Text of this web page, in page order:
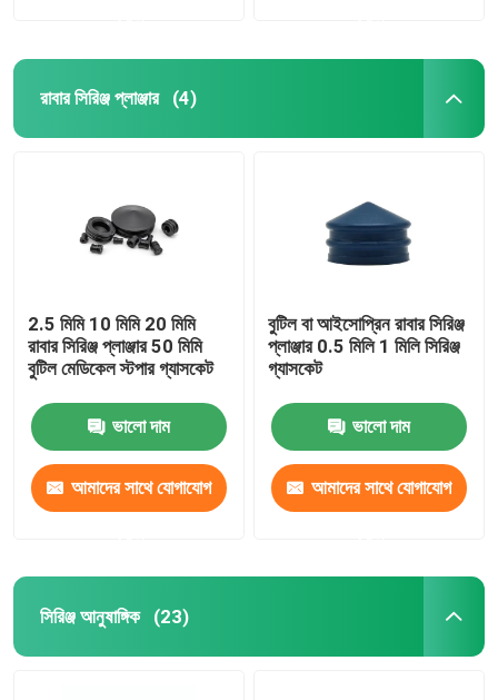
রাবার সিরিঞ্জ প্লাঞ্জার (4)
2.5 মিমি 10 মিমি 20 মিমি
রাবার সিরিঞ্জ প্লাঞ্জার 50 মিমি
বুটিল মেডিকেল স্টপার গ্যাসকেট
ভালো দাম
আমাদের সাথে যোগাযোগ
বুটিল বা আইসোপ্রিন রাবার সিরিঞ্জ
প্লাঞ্জার 0.5 মিলি 1 মিলি সিরিঞ্জ
গ্যাসকেট
ভালো দাম
আমাদের সাথে যোগাযোগ
সিরিঞ্জ আনুষাঙ্গিক (23)